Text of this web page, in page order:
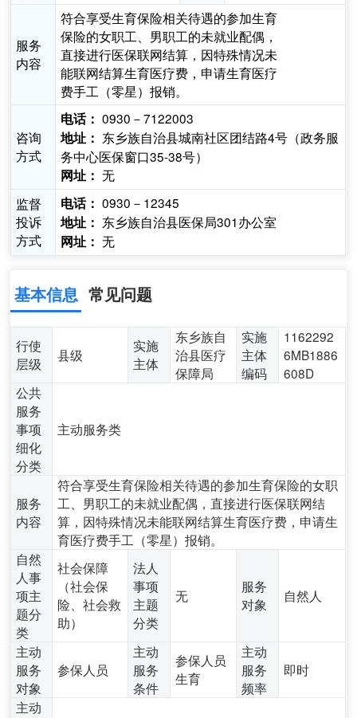
服务
内容
符合享受生育保险相关待遇的参加生育
保险的女职工、男职工的未就业配偶，
直接进行医保联网结算，因特殊情况未
能联网结算生育医疗费，申请生育医疗
费手工（零星）报销。
咨询
方式
电话： 0930－7122003
地址： 东乡族自治县城南社区团结路4号（政务服
务中心医保窗口35-38号）
网址： 无
监督
投诉
方式
电话： 0930－12345
地址： 东乡族自治县医保局301办公室
网址： 无
基本信息 常见问题
行使
层级
县级
实施
主体
东乡族自
治县医疗
保障局
实施
主体
编码
1162292
6MB1886
608D
公共
服务
事项
细化
分类
主动服务类
服务
内容
符合享受生育保险相关待遇的参加生育保险的女职
工、男职工的未就业配偶，直接进行医保联网结
算，因特殊情况未能联网结算生育医疗费，申请生
育医疗费手工（零星）报销。
自然
人事
项主
题分
类
社会保障
（社会保
险、社会救
助）
法人
事项
主题
分类
无
服务
对象
自然人
主动
服务
对象
参保人员
主动
服务
条件
参保人员
生育
主动
服务
频率
即时
主动